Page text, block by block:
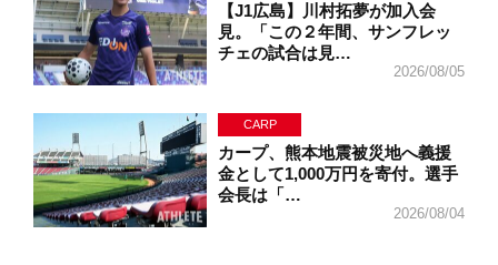
【J1広島】川村拓夢が加入会
見。「この２年間、サンフレッ
チェの試合は見…
2026/08/05
CARP
カープ、熊本地震被災地へ義援
金として1,000万円を寄付。選手
会長は「…
2026/08/04